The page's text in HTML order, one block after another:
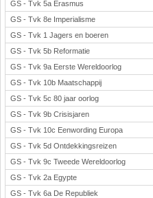
GS - Tvk 5a Erasmus
GS - Tvk 8e Imperialisme
GS - Tvk 1 Jagers en boeren
GS - Tvk 5b Reformatie
GS - Tvk 9a Eerste Wereldoorlog
GS - Tvk 10b Maatschappij
GS - Tvk 5c 80 jaar oorlog
GS - Tvk 9b Crisisjaren
GS - Tvk 10c Eenwording Europa
GS - Tvk 5d Ontdekkingsreizen
GS - Tvk 9c Tweede Wereldoorlog
GS - Tvk 2a Egypte
GS - Tvk 6a De Republiek